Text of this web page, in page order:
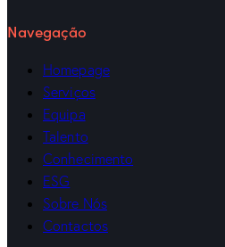
Navegação
Homepage
Serviços
Equipa
Talento
Conhecimento
ESG
Sobre Nós
Contactos